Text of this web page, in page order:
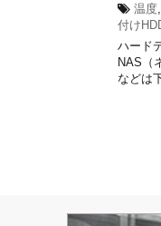
温度
付け
ハード
NAS（
などは